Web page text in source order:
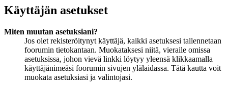
Käyttäjän asetukset
Miten muutan asetuksiani?
Jos olet rekisteröitynyt käyttäjä, kaikki asetuksesi tallennetaan
foorumin tietokantaan. Muokataksesi niitä, vieraile omissa
asetuksissa, johon vievä linkki löytyy yleensä klikkaamalla
käyttäjänimeäsi foorumin sivujen ylälaidassa. Tätä kautta voit
muokata asetuksiasi ja valintojasi.